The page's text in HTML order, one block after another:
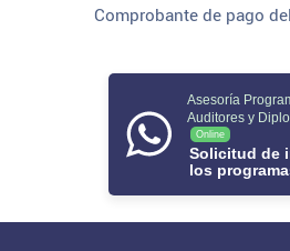
Comprobante de pago
Asesoría
Auditores y
Online
Solicitud de
los